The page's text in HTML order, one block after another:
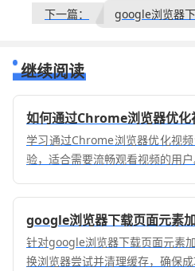
下一篇：
继续阅读
如何通过Chrome浏览器优化
学习通过Chrome浏览器优化视
验，适合需要流畅观看视频的用户
针对google浏览器下载页面元素
换浏览器尝试并清理缓存，确保成